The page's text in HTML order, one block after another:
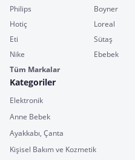
Philips
Boyner
Hotiç
Loreal
Eti
Sütaş
Nike
Ebebek
Tüm Markalar
Kategoriler
Elektronik
Anne Bebek
Ayakkabı, Çanta
Kişisel Bakım ve Kozmetik